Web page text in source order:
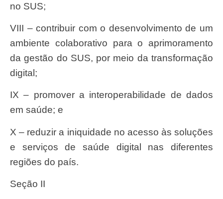
no SUS;
VIII – contribuir com o desenvolvimento de um
ambiente colaborativo para o aprimoramento
da gestão do SUS, por meio da transformação
digital;
IX – promover a interoperabilidade de dados
em saúde; e
X – reduzir a iniquidade no acesso às soluções
e serviços de saúde digital nas diferentes
regiões do país.
Seção II